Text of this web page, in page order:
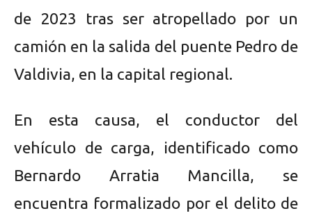
de 2023 tras ser atropellado por un
camión en la salida del puente Pedro de
Valdivia, en la capital regional.
En esta causa, el conductor del
vehículo de carga, identificado como
Bernardo Arratia Mancilla, se
encuentra formalizado por el delito de